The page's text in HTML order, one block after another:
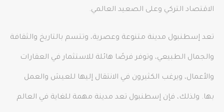
الاقتصاد التركي وعلى الصعيد العالمي.
تعد إسطنبول مدينة متنوعة وعصرية، وتتسم بالتاريخ والثقافة
والجمال الطبيعي، وتوفر فرصًا هائلة للاستثمار في العقارات
والأعمال، ويرغب الكثيرون في الانتقال إليها للعيش والعمل
بها. ولذلك، فإن إسطنبول تعد مدينة مهمة للغاية في العالم